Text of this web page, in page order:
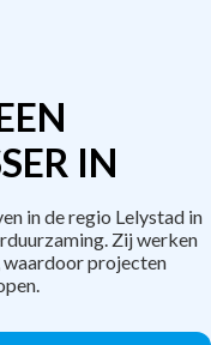
IN
in de regio Lelystad in
Zij werken
waardoor projecten